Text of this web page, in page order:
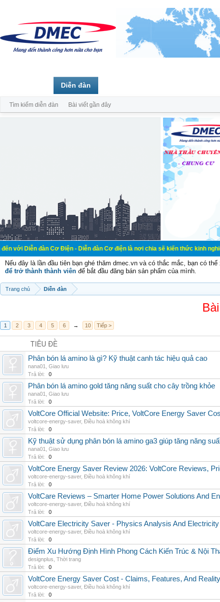
đàn Cơ Điện - Diễn đàn Cơ điện là nơi chia sẽ kiến thức kinh nghiệm
Nếu đây là lần đầu tiên bạn ghé thăm dmec.vn và có thắc mắc, bạn có
để trở thành thành viên để bắt đầu đăng bán sản phẩm của mình.
Trang chủ Diễn đàn
1 2 3 4 5 6 → 10 Tiếp >
TIÊU ĐỀ
Phân bón lá amino là gì? Kỹ thuật canh tác hiệu quả cao
nana01
Giao lưu
Trả lời:
0
Phân bón lá amino gold tăng năng suất cho cây trồng khỏe
nana01
Giao lưu
Trả lời:
0
VoltCore Official Website: Price, VoltCore Energy Saver
voltcore-energy-saver, Điều hoà không khí
Trả lời:
0
Kỹ thuật sử dụng phân bón lá amino ga3 giúp tăng năng
nana01
Giao lưu
Trả lời:
0
VoltCore Energy Saver Review 2026: VoltCore Reviews,
voltcore-energy-saver, Điều hoà không khí
Trả lời:
0
VoltCare Reviews – Smarter Home Power Solutions And
voltcore-energy-saver, Điều hoà không khí
Trả lời:
0
VoltCare Electricity Saver - Physics Analysis And
voltcore-energy-saver, Điều hoà không khí
Trả lời:
0
Điểm Xu Hướng Định Hình Phong Cách Kiến Trúc & Nội
designplus Thời trang
Trả lời:
0
VoltCore Energy Saver Cost - Claims, Features, And
voltcore-energy-saver, Điều hoà không khí
Trả lời:
0
Diễn đàn
Tìm kiếm diễn đàn Bài viết gần đây